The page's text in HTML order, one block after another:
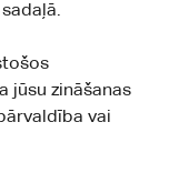
jūsu zināšanas
vai